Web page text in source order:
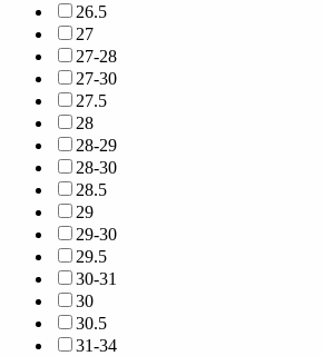
26.5
27
27-28
27-30
27.5
28
28-29
28-30
28.5
29
29-30
29.5
30-31
30
30.5
31-34